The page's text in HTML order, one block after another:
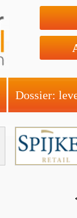
Dossier: